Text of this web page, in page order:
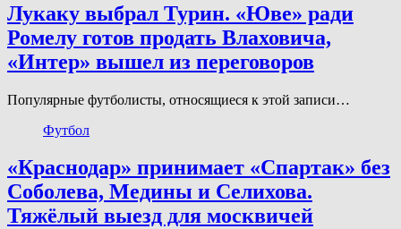
Лукаку выбрал Турин. «Юве» ради
Ромелу готов продать Влаховича,
«Интер» вышел из переговоров
Популярные футболисты, относящиеся к этой записи…
Футбол
«Краснодар» принимает «Спартак» без
Соболева, Медины и Селихова.
Тяжёлый выезд для москвичей